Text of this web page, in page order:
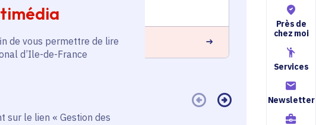
de vous permettre de lire
d’Ile-de-France
sur le lien « Gestion des
Près de
chez moi
Services
Newsletter
En savoir plus
Voté en
L'Étang-
En savoir plus